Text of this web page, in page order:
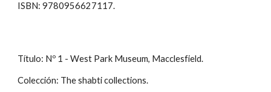
ISBN: 9780956627117.
Título: Nº 1 - West Park Museum, Macclesfield.
Colección: The shabti collections.